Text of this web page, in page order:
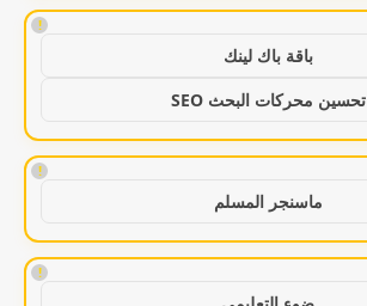
!
باقة باك لينك
تحسين محركات البحث SEO
!
ماسنجر المسلم
!